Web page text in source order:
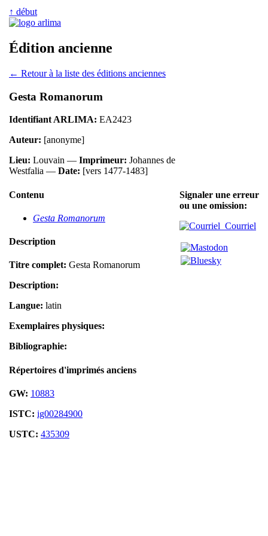
↑ début
Édition ancienne
← Retour à la liste des éditions anciennes
Gesta Romanorum
Identifiant ARLIMA: EA2423
Auteur: [anonyme]
Lieu: Louvain — Imprimeur: Johannes de
Westfalia — Date: [vers 1477-1483]
Contenu
Gesta Romanorum
Description
Titre complet: Gesta Romanorum
Description:
Langue: latin
Exemplaires physiques:
Bibliographie:
Répertoires d'imprimés anciens
GW: 10883
ISTC: ig00284900
USTC: 435309
Signaler une erreur
ou une omission:
Courriel